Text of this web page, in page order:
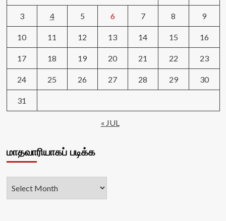
3 4 5 6 7 8 9
10 11 12 13 14 15 16
17 18 19 20 21 22 23
24 25 26 27 28 29 30
31
« JUL
மாதவாரியாகப் படிக்க